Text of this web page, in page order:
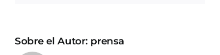
Sobre el Autor: prensa